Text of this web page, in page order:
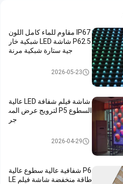
IP67 مقاوم للماء كامل اللون
P62.5 شاشة LED شبكية خار
جية ستارة شبكية مرنة
LED شبكة الشاشة2026-05-23
شاشة فيلم شفافة LED عالية
السطوع P5 لترويج عرض المت
جر
قاد شاشة فيلم شفاف2026-04-29
P6 شفافية عالية سطوع عالية
طاقة منخفضة شاشة فيلم LE